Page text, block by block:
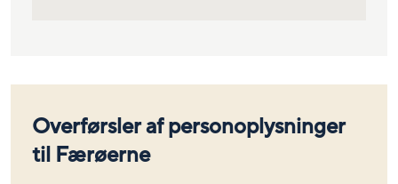
Overførsler af personoplysninger
til Færøerne